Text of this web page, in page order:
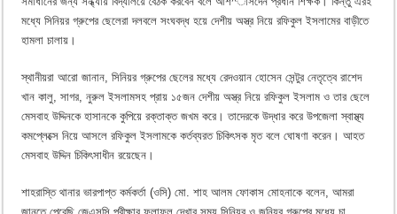
মধ্যে সিনিয়র গ্রুপের ছেলেরা দলবলে সংঘবদ্ধ হয়ে দেশীয় অস্ত্র নিয়ে রফিকুল ইসলামের বাড়ীতে
হামলা চালায়।
স্থানীয়রা আরো জানান, সিনিয়র গ্রুপের ছেলের মধ্যে রেদওয়ান হোসেন সেন্টুর নেতৃত্বে রাশেদ
খান কালু, সাগর, নুরুল ইসলামসহ প্রায় ১৫জন দেশীয় অস্ত্র নিয়ে রফিকুল ইসলাম ও তার ছেলে
মেসবাহ উদ্দিনকে হাসানকে কুপিয়ে রক্তাক্ত জখম করে। তাদেরকে উদ্ধার করে উপজেলা স্বাস্থ্য
কমপ্লেক্সে নিয়ে আসলে রফিকুল ইসলামকে কর্তব্যরত চিকিৎসক মৃত বলে ঘোষণা করেন। আহত
মেসবাহ উদ্দিন চিকিৎসাধীন রয়েছেন।
শাহরাস্তি থানার ভারপাপ্ত কর্মকর্তা (ওসি) মো. শাহ আলম ফোকাস মোহনাকে বলেন, আমরা